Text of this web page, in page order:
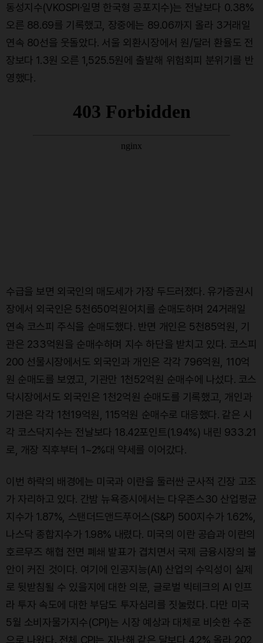
동성지수(VKOSPI·일명 한국형 공포지수)는 전날보다 0.38%
오른 88.69를 기록했고, 장중에는 89.06까지 올라 3거래일
연속 80선을 웃돌았다. 서울 외환시장에서 원/달러 환율도 전
장보다 1.3원 오른 1,525.5원에 출발해 위험회피 분위기를 반
영했다.
수급을 보면 외국인의 매도세가 가장 두드러졌다. 유가증권시
장에서 외국인은 5천650억원어치를 순매도하며 24거래일
연속 코스피 주식을 순매도했다. 반면 개인은 5천85억원, 기
관은 233억원을 순매수하며 지수 하단을 받치고 있다. 코스피
200 선물시장에서도 외국인과 개인은 각각 796억원, 110억
원 순매도를 보였고, 기관만 1천52억원 순매수에 나섰다. 코스
닥시장에서도 외국인은 1천2억원 순매도를 기록했고, 개인과
기관은 각각 1천19억원, 115억원 순매수로 대응했다. 같은 시
각 코스닥지수는 전날보다 18.42포인트(1.94%) 내린 933.21
로, 개장 직후부터 1~2%대 약세를 이어갔다.
이번 하락의 배경에는 미국과 이란을 둘러싼 군사적 긴장 고조
가 자리하고 있다. 간밤 뉴욕증시에서는 다우존스30 산업평균
지수가 1.87%, 스탠더드앤드푸어스(S&P) 500지수가 1.62%,
나스닥 종합지수가 1.98% 내렸다. 미국의 이란 공습과 이란의
호르무즈 해협 전면 폐쇄 발표가 겹치면서 국제 금융시장의 불
안이 커진 것이다. 여기에 인공지능(AI) 산업의 수익성이 실제
로 뒷받침될 수 있을지에 대한 의문, 글로벌 빅테크의 AI 인프
라 투자 속도에 대한 부담도 투자심리를 짓눌렀다. 다만 미국
5월 소비자물가지수(CPI)는 시장 예상과 대체로 비슷한 수준
으로 나왔다. 전체 CPI는 지난해 같은 달보다 4.2% 올라 202